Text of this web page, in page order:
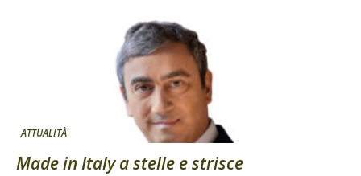
ATTUALITÀ
Made in Italy a stelle e strisce